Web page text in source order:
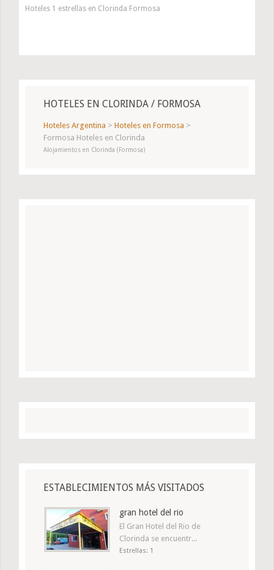
Hoteles 1 estrellas en Clorinda Formosa
HOTELES EN CLORINDA / FORMOSA
Hoteles Argentina > Hoteles en Formosa >
Formosa Hoteles en Clorinda
Alojamientos en Clorinda (Formosa)
ESTABLECIMIENTOS MÁS VISITADOS
gran hotel del rio
El Gran Hotel del Rio de
Clorinda se encuentr...
Estrellas: 1